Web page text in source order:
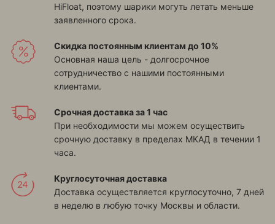
HiFloat, поэтому шарики могуть летать меньше
заявленного срока.
Скидка постоянным клиентам до 10%
Основная наша цель - долгосрочное
сотрудничество с нашими постоянными
клиентами.
Срочная доставка за 1 час
При необходимости мы можем осуществить
срочную доставку в пределах МКАД в течении 1
часа.
Круглосуточная доставка
Доставка осуществляется круглосуточно, 7 дней
в неделю в любую точку Москвы и области.